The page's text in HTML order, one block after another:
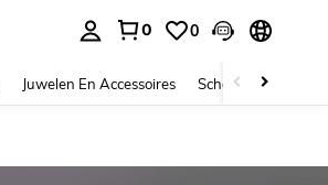
0 0
Juwelen En Accessoires Schoonheid &